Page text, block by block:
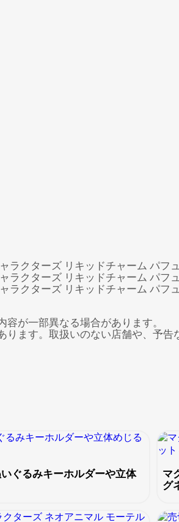
が一部異なる場合があります。
ます。取扱いのない店舗や、予告
ぐるみキーホルダーや立体
マ
グ